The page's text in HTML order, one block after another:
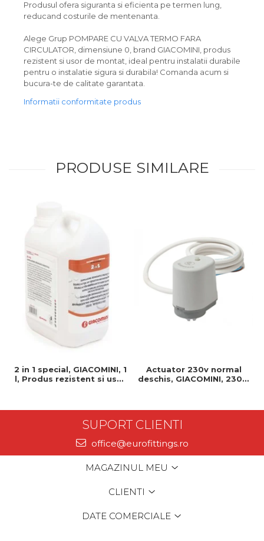
Produsul ofera siguranta si eficienta pe termen lung,
reducand costurile de mentenanta.
Alege Grup POMPARE CU VALVA TERMO FARA
CIRCULATOR, dimensiune 0, brand GIACOMINI, produs
rezistent si usor de montat, ideal pentru instalatii durabile
pentru o instalatie sigura si durabila! Comanda acum si
bucura-te de calitate garantata.
Informatii conformitate produs
PRODUSE SIMILARE
2 in 1 special, GIACOMINI, 1
l, Produs rezistent si usor
Actuator 230v normal
deschis, GIACOMINI, 230v,
SUPORT CLIENTI
office@eurofittings.ro
MAGAZINUL MEU
CLIENTI
DATE COMERCIALE